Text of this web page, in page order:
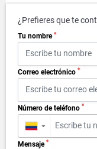
¿Prefieres que te
Tu nombre *
Correo electrónico *
Número de teléfono *
▼
Mensaje *